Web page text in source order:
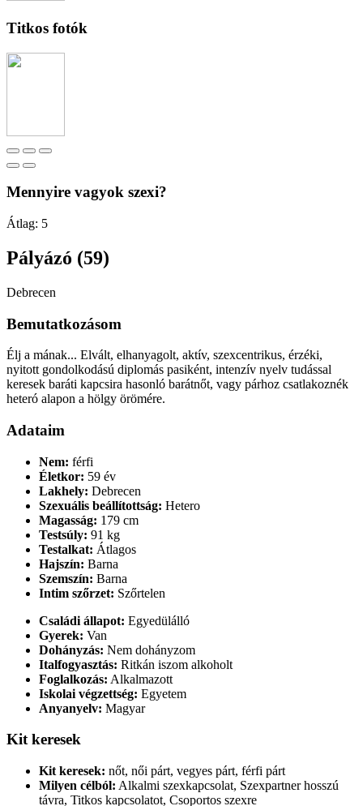
Titkos fotók
Mennyire vagyok szexi?
Átlag: 5
Pályázó (59)
Debrecen
Bemutatkozásom
Élj a mának... Elvált, elhanyagolt, aktív, szexcentrikus, érzéki,
nyitott gondolkodású diplomás pasiként, intenzív nyelv tudással
keresek baráti kapcsira hasonló barátnőt, vagy párhoz csatlakoznék
heteró alapon a hölgy örömére.
Adataim
Nem: férfi
Életkor: 59 év
Lakhely: Debrecen
Szexuális beállítottság: Hetero
Magasság: 179 cm
Testsúly: 91 kg
Testalkat: Átlagos
Hajszín: Barna
Szemszín: Barna
Intim szőrzet: Szőrtelen
Családi állapot: Egyedülálló
Gyerek: Van
Dohányzás: Nem dohányzom
Italfogyasztás: Ritkán iszom alkoholt
Foglalkozás: Alkalmazott
Iskolai végzettség: Egyetem
Anyanyelv: Magyar
Kit keresek
Kit keresek: nőt, női párt, vegyes párt, férfi párt
Milyen célból: Alkalmi szexkapcsolat, Szexpartner hosszú
távra, Titkos kapcsolatot, Csoportos szexre